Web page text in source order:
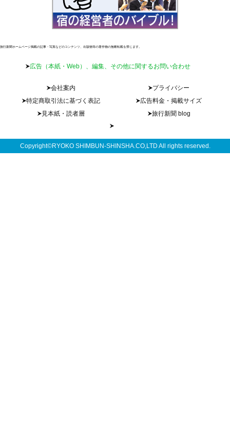
旅行新聞ホームページ掲載の記事・写真などのコンテンツ、出版物等の著作物の無断転載を禁じます。
広告（本紙・Web）、編集、その他に関するお問い合わせ
会社案内
プライバシー
特定商取引法に基づく表記
広告料金・掲載サイズ
見本紙・読者層
旅行新聞 blog
Copyright©RYOKO SHIMBUN-SHINSHA.CO,LTD All rights reserved.